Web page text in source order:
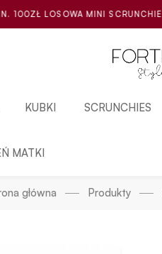
GRATIS
KUBKI SCRUNCHIES
MATKI
główna Produkty